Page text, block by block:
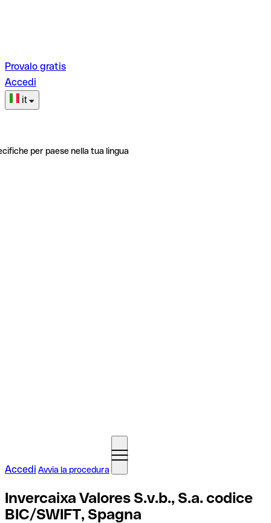
Provalo gratis
Accedi
it
per paese nella tua lingua
Accedi Avvia la procedura
Invercaixa Valores S.v.b., S.a. codice
BIC/SWIFT, Spagna